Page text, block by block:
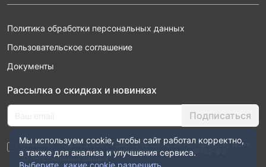
Политика обработки персональных данных
Пользовательское соглашение
Документы
Рассылка о скидках и новинках
Подписаться
Нажимая “Подписаться”, я даю свое согласие на обработку моих
персональных данных в соответствии с законом №152-ФЗ
“О персональных данных”
Мы используем cookie, чтобы сайт работал корректно,
а также для анализа и улучшения сервиса.
Выберите, какие cookie разрешить